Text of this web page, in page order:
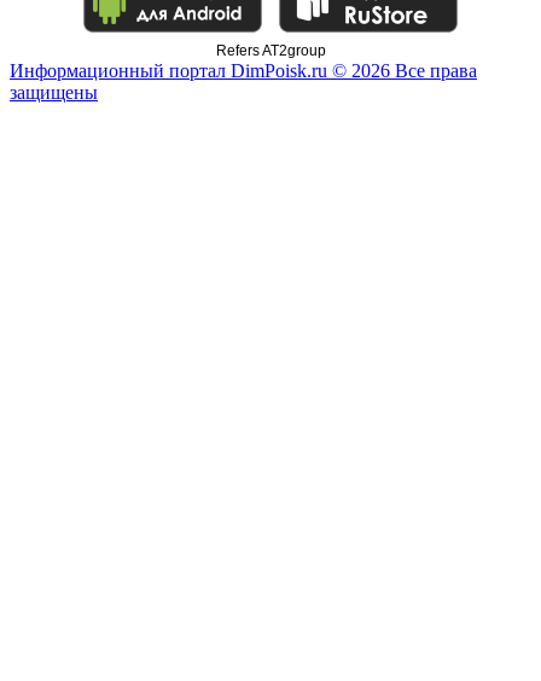
Refers AT2group
Информационный портал DimPoisk.ru © 2026 Все права
защищены